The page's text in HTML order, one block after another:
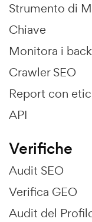
Strumento di
Chiave
Monitora i
Crawler SEO
Report con
API
Verifiche
Audit SEO
Verifica GEO
Audit del